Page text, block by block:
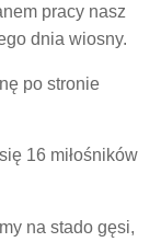
pracy nasz
dnia wiosny.
po stronie
16 miłośników
na stado gęsi,